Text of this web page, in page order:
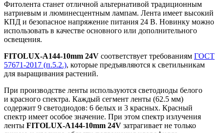
Фитолента станет отличной альтернативой традиционным
натриевым и люминесцентным лампам. Лента имеет высокий
КПД и безопасное напряжение питания 24 В. Новинку можно
использовать в качестве основного или дополнительного
освещения.
FITOLUX-A144-10mm 24V соответствует требованиям ГОСТ
57671-2017 (п.5.2.), которые предъявляются к светильникам
для выращивания растений.
При производстве ленты используются светодиоды белого
и красного спектра. Каждый сегмент ленты (62.5 мм)
содержит 9 светодиодов: 6 белых и 3 красных. Красный
спектр имеет особое значение. При этом спектр излучения
ленты FITOLUX-A144-10mm 24V затрагивает не только